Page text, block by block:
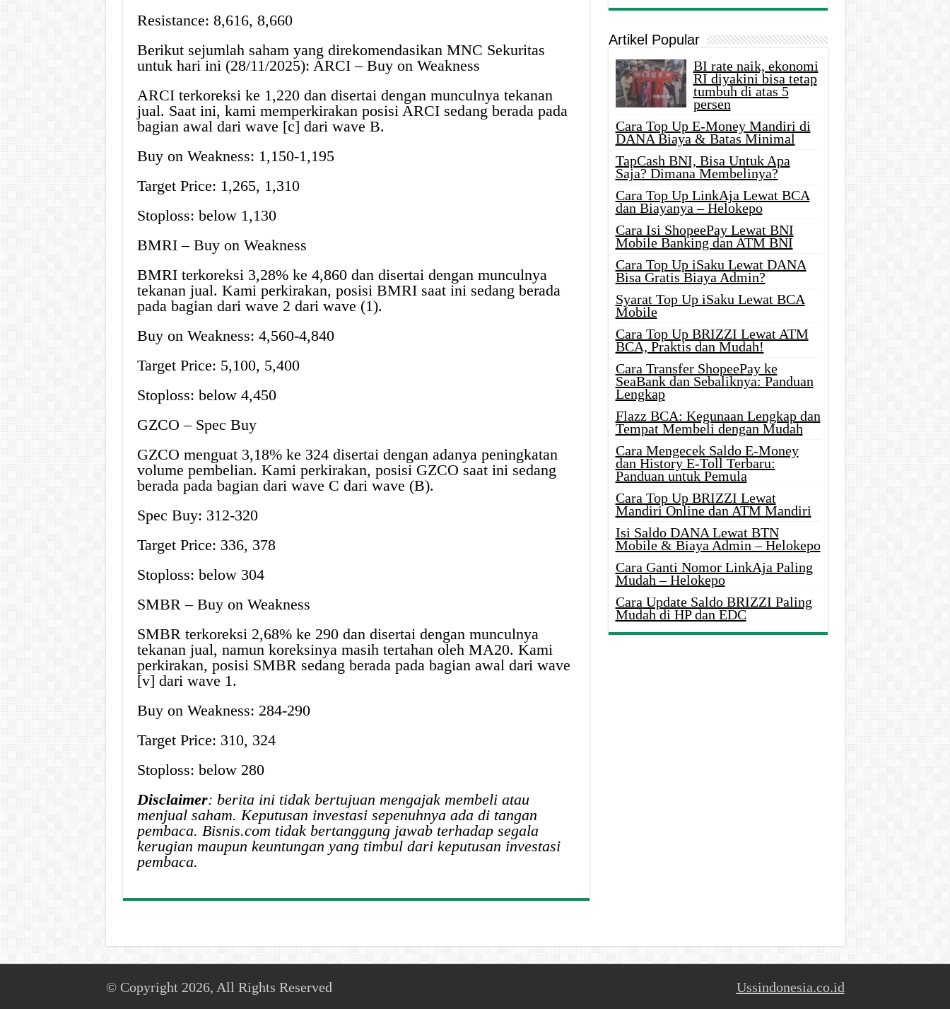
Resistance: 8,616, 8,660
Berikut sejumlah saham yang direkomendasikan MNC Sekuritas
untuk hari ini (28/11/2025): ARCI – Buy on Weakness
ARCI terkoreksi ke 1,220 dan disertai dengan munculnya tekanan
jual. Saat ini, kami memperkirakan posisi ARCI sedang berada pada
bagian awal dari wave [c] dari wave B.
Buy on Weakness: 1,150-1,195
Target Price: 1,265, 1,310
Stoploss: below 1,130
BMRI – Buy on Weakness
BMRI terkoreksi 3,28% ke 4,860 dan disertai dengan munculnya
tekanan jual. Kami perkirakan, posisi BMRI saat ini sedang berada
pada bagian dari wave 2 dari wave (1).
Buy on Weakness: 4,560-4,840
Target Price: 5,100, 5,400
Stoploss: below 4,450
GZCO – Spec Buy
GZCO menguat 3,18% ke 324 disertai dengan adanya peningkatan
volume pembelian. Kami perkirakan, posisi GZCO saat ini sedang
berada pada bagian dari wave C dari wave (B).
Spec Buy: 312-320
Target Price: 336, 378
Stoploss: below 304
SMBR – Buy on Weakness
SMBR terkoreksi 2,68% ke 290 dan disertai dengan munculnya
tekanan jual, namun koreksinya masih tertahan oleh MA20. Kami
perkirakan, posisi SMBR sedang berada pada bagian awal dari wave
[v] dari wave 1.
Buy on Weakness: 284-290
Target Price: 310, 324
Stoploss: below 280
Disclaimer: berita ini tidak bertujuan mengajak membeli atau
menjual saham. Keputusan investasi sepenuhnya ada di tangan
pembaca. Bisnis.com tidak bertanggung jawab terhadap segala
kerugian maupun keuntungan yang timbul dari keputusan investasi
pembaca.
Artikel Popular
BI rate naik, ekonomi
RI diyakini bisa tetap
tumbuh di atas 5
persen
Cara Top Up E-Money Mandiri di
DANA Biaya & Batas Minimal
TapCash BNI, Bisa Untuk Apa
Saja? Dimana Membelinya?
Cara Top Up LinkAja Lewat BCA
dan Biayanya – Helokepo
Cara Isi ShopeePay Lewat BNI
Mobile Banking dan ATM BNI
Cara Top Up iSaku Lewat DANA
Bisa Gratis Biaya Admin?
Syarat Top Up iSaku Lewat BCA
Mobile
Cara Top Up BRIZZI Lewat ATM
BCA, Praktis dan Mudah!
Cara Transfer ShopeePay ke
SeaBank dan Sebaliknya: Panduan
Lengkap
Flazz BCA: Kegunaan Lengkap dan
Tempat Membeli dengan Mudah
Cara Mengecek Saldo E-Money
dan History E-Toll Terbaru:
Panduan untuk Pemula
Cara Top Up BRIZZI Lewat
Mandiri Online dan ATM Mandiri
Isi Saldo DANA Lewat BTN
Mobile & Biaya Admin – Helokepo
Cara Ganti Nomor LinkAja Paling
Mudah – Helokepo
Cara Update Saldo BRIZZI Paling
Mudah di HP dan EDC
Ussindonesia.co.id
© Copyright 2026, All Rights Reserved